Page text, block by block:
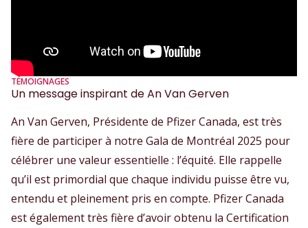
TÉMOIGNAGES
Un message inspirant de An Van Gerven
An Van Gerven, Présidente de Pfizer Canada, est très
fière de participer à notre Gala de Montréal 2025 pour
célébrer une valeur essentielle : l’équité. Elle rappelle
qu’il est primordial que chaque individu puisse être vu,
entendu et pleinement pris en compte. Pfizer Canada
est également très fière d’avoir obtenu la Certification